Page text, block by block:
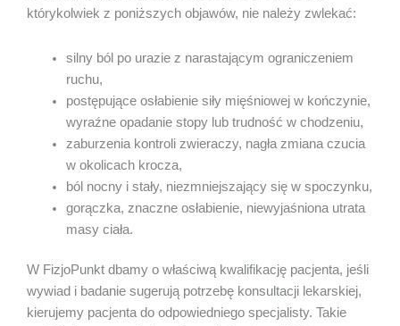
którykolwiek z poniższych objawów, nie należy zwlekać:
silny ból po urazie z narastającym ograniczeniem
ruchu,
postępujące osłabienie siły mięśniowej w kończynie,
wyraźne opadanie stopy lub trudność w chodzeniu,
zaburzenia kontroli zwieraczy, nagła zmiana czucia
w okolicach krocza,
ból nocny i stały, niezmniejszający się w spoczynku,
gorączka, znaczne osłabienie, niewyjaśniona utrata
masy ciała.
W FizjoPunkt dbamy o właściwą kwalifikację pacjenta, jeśli
wywiad i badanie sugerują potrzebę konsultacji lekarskiej,
kierujemy pacjenta do odpowiedniego specjalisty. Takie